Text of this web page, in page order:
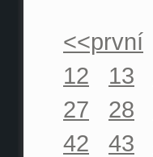
<<první
12
13
27
28
42
43